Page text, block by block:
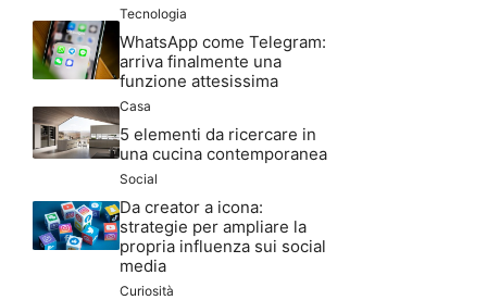
Tecnologia
WhatsApp come Telegram:
arriva finalmente una
funzione attesissima
Casa
5 elementi da ricercare in
una cucina contemporanea
Social
Da creator a icona:
strategie per ampliare la
propria influenza sui social
media
Curiosità